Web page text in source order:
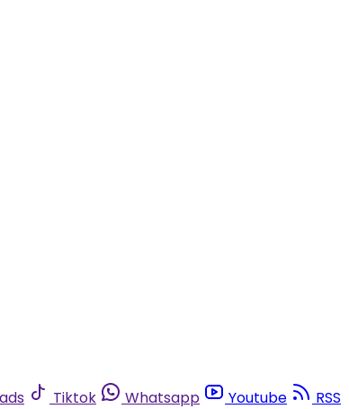
Tiktok Whatsapp Youtube
RSS